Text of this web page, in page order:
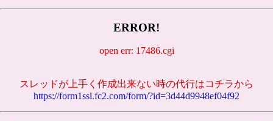
ERROR!
open err: 17486.cgi
スレッドが上手く作成出来ない時の代行はコチラから
https://form1ssl.fc2.com/form/?id=3d44d9948ef04f92